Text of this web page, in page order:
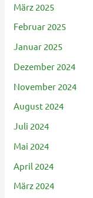
März 2025
Februar 2025
Januar 2025
Dezember 2024
November 2024
August 2024
Juli 2024
Mai 2024
April 2024
März 2024